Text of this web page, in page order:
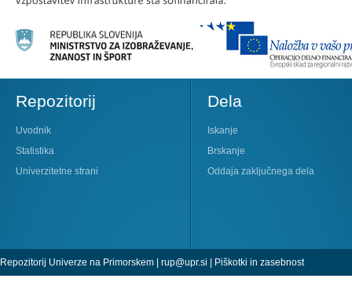
Repozitorij
Uvodnik
Statistika
Univerzitetne strani
Dela
Iskanje
Brskanje
Oddaja zaključnega dela
Repozitorij Univerze na Primorskem | rup@upr.si | Piškotki in zasebnost